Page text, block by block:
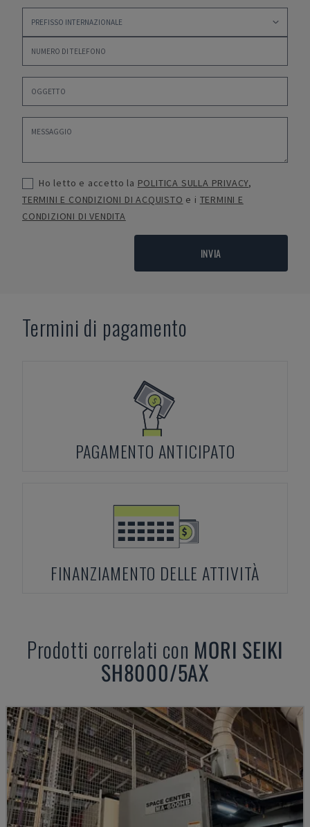
Ho letto e accetto la POLITICA SULLA PRIVACY,
TERMINI E CONDIZIONI DI ACQUISTO e i TERMINI E
CONDIZIONI DI VENDITA
INVIA
Termini di pagamento
PAGAMENTO ANTICIPATO
FINANZIAMENTO DELLE ATTIVITÀ
Prodotti correlati con MORI SEIKI
SH8000/5AX